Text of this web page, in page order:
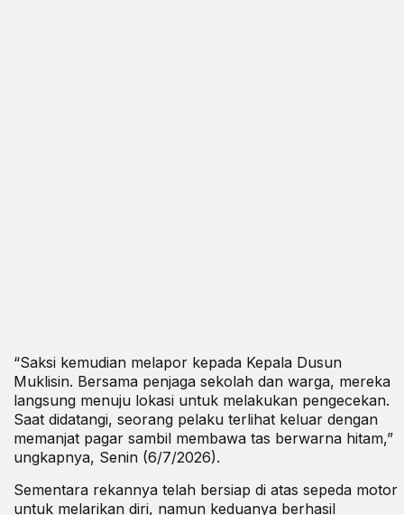
“Saksi kemudian melapor kepada Kepala Dusun
Muklisin. Bersama penjaga sekolah dan warga, mereka
langsung menuju lokasi untuk melakukan pengecekan.
Saat didatangi, seorang pelaku terlihat keluar dengan
memanjat pagar sambil membawa tas berwarna hitam,”
ungkapnya, Senin (6/7/2026).
Sementara rekannya telah bersiap di atas sepeda motor
untuk melarikan diri, namun keduanya berhasil